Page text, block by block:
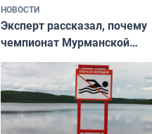
НОВОСТИ
Эксперт рассказал, почему
чемпионат Мурманской
области по футболу остался
незамеченным